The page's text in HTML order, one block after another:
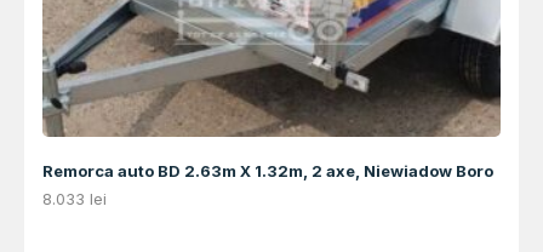
Remorca auto BD 2.63m X 1.32m, 2 axe, Niewiadow Boro
8.033 lei